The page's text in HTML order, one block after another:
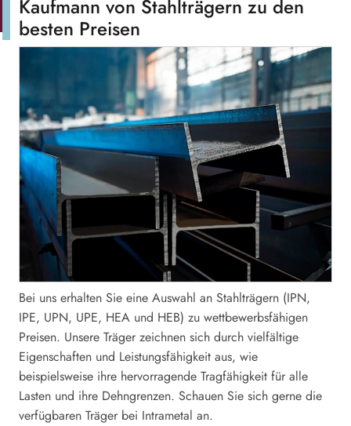
Kaufmann von Stahlträgern zu den
besten Preisen
Bei uns erhalten Sie eine Auswahl an Stahlträgern (IPN,
IPE, UPN, UPE, HEA und HEB) zu wettbewerbsfähigen
Preisen. Unsere Träger zeichnen sich durch vielfältige
Eigenschaften und Leistungsfähigkeit aus, wie
beispielsweise ihre hervorragende Tragfähigkeit für alle
Lasten und ihre Dehngrenzen. Schauen Sie sich gerne die
verfügbaren Träger bei Intrametal an.